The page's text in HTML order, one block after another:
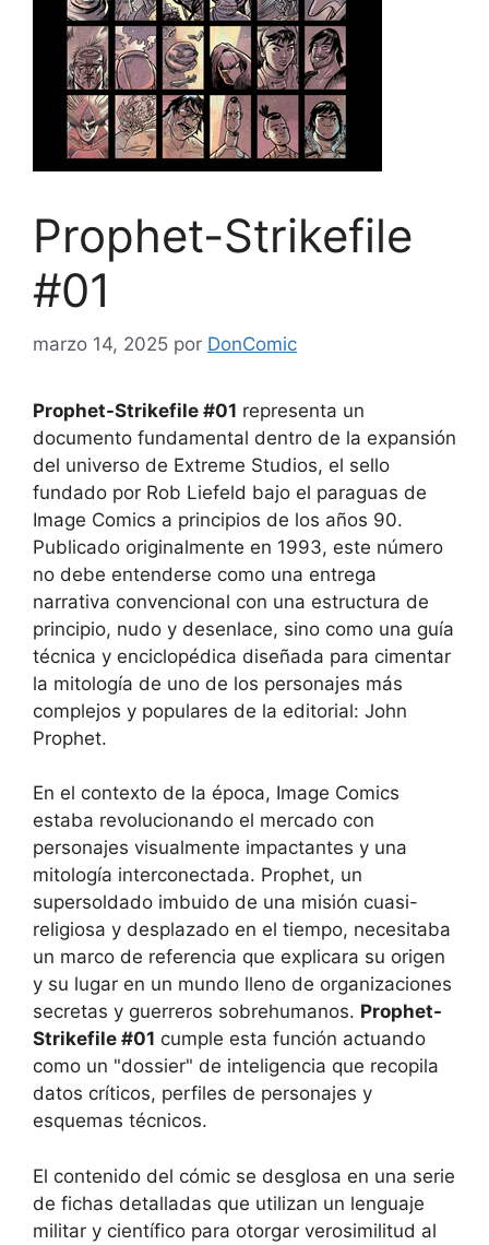
Prophet-Strikefile
#01
marzo 14, 2025 por DonComic
Prophet-Strikefile #01 representa un
documento fundamental dentro de la expansión
del universo de Extreme Studios, el sello
fundado por Rob Liefeld bajo el paraguas de
Image Comics a principios de los años 90.
Publicado originalmente en 1993, este número
no debe entenderse como una entrega
narrativa convencional con una estructura de
principio, nudo y desenlace, sino como una guía
técnica y enciclopédica diseñada para cimentar
la mitología de uno de los personajes más
complejos y populares de la editorial: John
Prophet.
En el contexto de la época, Image Comics
estaba revolucionando el mercado con
personajes visualmente impactantes y una
mitología interconectada. Prophet, un
supersoldado imbuido de una misión cuasi-
religiosa y desplazado en el tiempo, necesitaba
un marco de referencia que explicara su origen
y su lugar en un mundo lleno de organizaciones
secretas y guerreros sobrehumanos. Prophet-
Strikefile #01 cumple esta función actuando
como un "dossier" de inteligencia que recopila
datos críticos, perfiles de personajes y
esquemas técnicos.
El contenido del cómic se desglosa en una serie
de fichas detalladas que utilizan un lenguaje
militar y científico para otorgar verosimilitud al